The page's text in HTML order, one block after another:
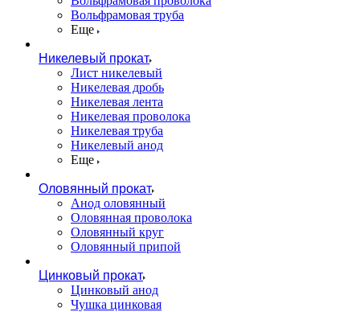
Вольфрамовая труба
Еще
Никелевый прокат
Лист никелевый
Никелевая дробь
Никелевая лента
Никелевая проволока
Никелевая труба
Никелевый анод
Еще
Оловянный прокат
Анод оловянный
Оловянная проволока
Оловянный круг
Оловянный припой
Цинковый прокат
Цинковый анод
Чушка цинковая